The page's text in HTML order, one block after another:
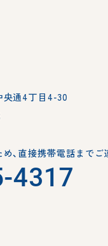
央通4丁目4-30
、 直接携帯電話までご
4317